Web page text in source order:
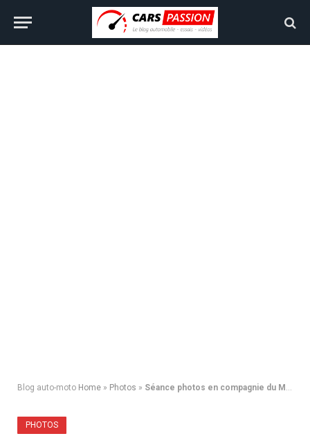
Blog auto-moto Home » Photos » Séance photos en compagnie du Mercedes GLA
PHOTOS